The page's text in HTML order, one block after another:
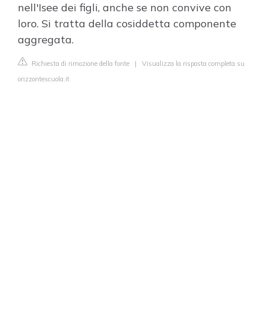
nell'Isee dei figli, anche se non convive con
loro. Si tratta della cosiddetta componente
aggregata.
Richiesta di rimozione della fonte | Visualizza la risposta completa su
orizzontescuola.it